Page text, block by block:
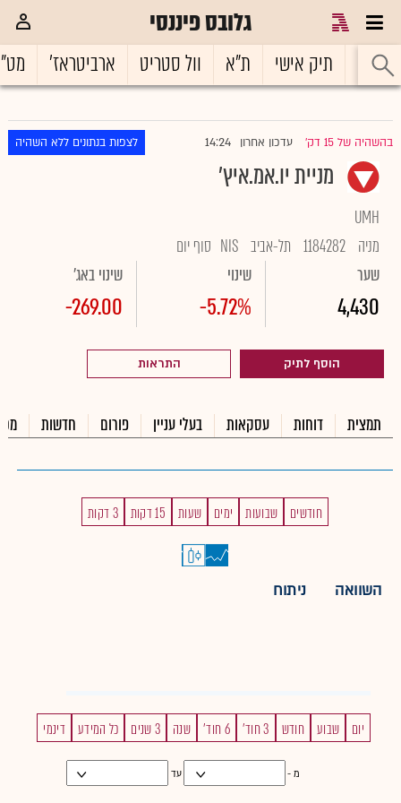
גלובס פיננסי
ראשי תיק אישי ת"א וול סטריט ארביטראז'
בהשהיה של 15 דק' עדכון אחרון 14:24 לצפות בנתונים ללא השהיה
מניית יו.אמ.איץ'
UMH
מניה 1184282 תל-אביב NIS סוף יום
שער
4,430
שינוי
-5.72%
שינוי באג'
-269.00
הוסף לתיק התראות
תמצית דוחות עסקאות בעלי עניין פורום חדשות
חודשים שבועות ימים שעות 15 דקות 3 דקות
השוואה ניתוח
יום שבוע חודש 3 חוד' 6 חוד' שנה 3 שנים כל המידע דינמי
מ - עד